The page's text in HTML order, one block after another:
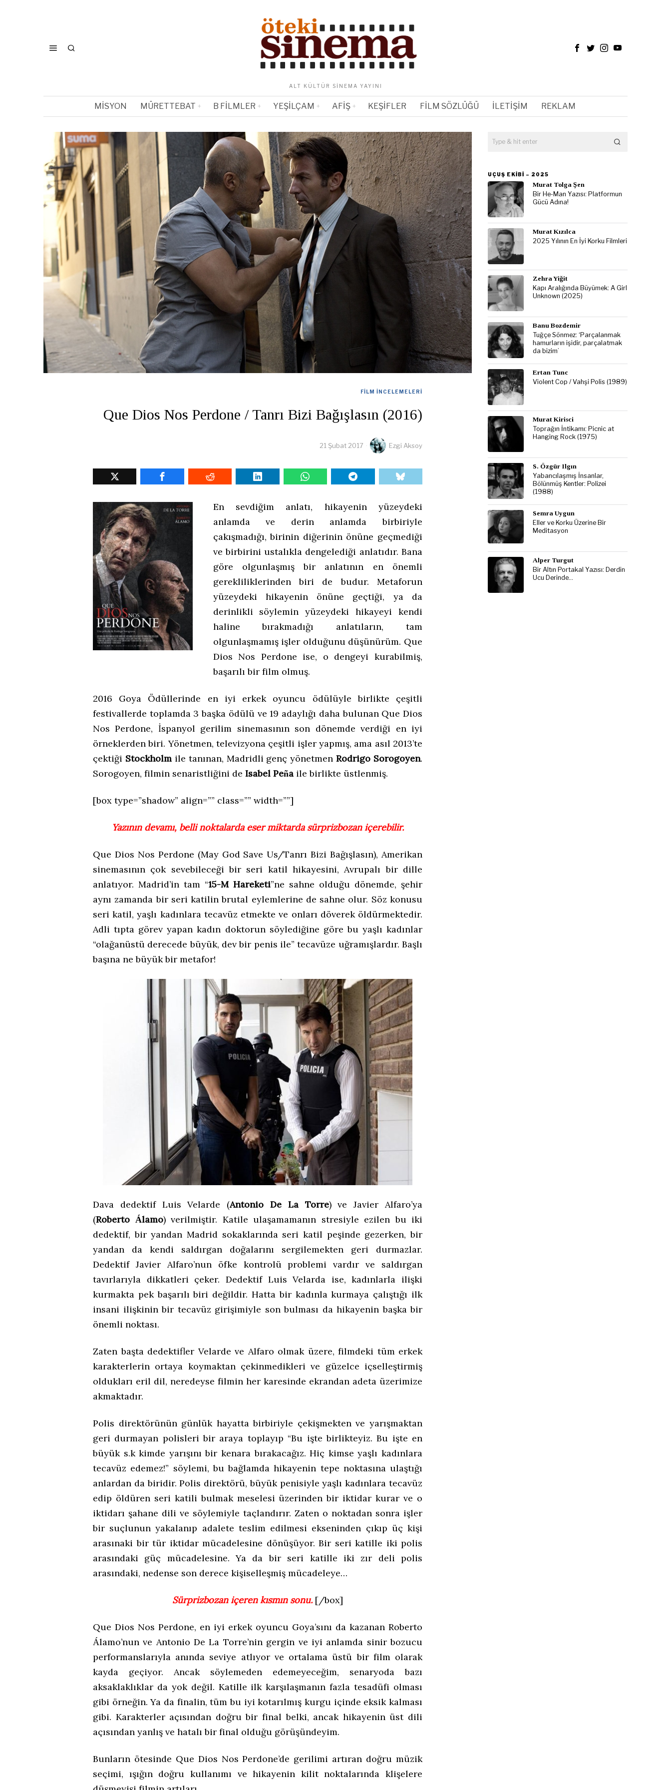
ALT KÜLTÜR SINEMA YAYINI
MISYON MÜRETTEBAT B FILMLER YEŞILÇAM AFIŞ KEŞIFLER FILM SÖZLÜĞÜ İLETIŞIM REKLAM
FILM İNCELEMELERI
Que Dios Nos Perdone / Tanrı Bizi Bağışlasın (2016)
21 Şubat 2017 Ezgi Aksoy
En sevdiğim anlatı, hikayenin yüzeydeki
anlamda ve derin anlamda birbiriyle
çakışmadığı, birinin diğerinin önüne geçmediği
ve birbirini ustalıkla dengelediği anlatıdır. Bana
göre olgunlaşmış bir anlatının en önemli
gerekliliklerinden biri de budur. Metaforun
yüzeydeki hikayenin önüne geçtiği, ya da
derinlikli söylemin yüzeydeki hikayeyi kendi
haline bırakmadığı anlatıların, tam
olgunlaşmamış işler olduğunu düşünürüm. Que
Dios Nos Perdone ise, o dengeyi kurabilmiş,
başarılı bir film olmuş.
2016 Goya Ödüllerinde en iyi erkek oyuncu ödülüyle birlikte çeşitli
festivallerde toplamda 3 başka ödülü ve 19 adaylığı daha bulunan Que Dios
Nos Perdone, İspanyol gerilim sinemasının son dönemde verdiği en iyi
örneklerden biri. Yönetmen, televizyona çeşitli işler yapmış, ama asıl 2013’te
çektiği Stockholmile tanınan, Madridli genç yönetmenRodrigo Sorogoyen.
Sorogoyen, filmin senaristliğini de Isabel Peña ile birlikte üstlenmiş.
[box type=”shadow” align=”” class=”” width=””]
Yazının devamı, belli noktalarda eser miktarda sürprizbozan içerebilir.
Que Dios Nos Perdone (May God Save Us/Tanrı Bizi Bağışlasın), Amerikan
sinemasının çok sevebileceği bir seri katil hikayesini, Avrupalı bir dille
anlatıyor. Madrid’in tam “15-M Hareketi”ne sahne olduğu dönemde, şehir
aynı zamanda bir seri katilin brutal eylemlerine de sahne olur. Söz konusu
seri katil, yaşlı kadınlara tecavüz etmekte ve onları döverek öldürmektedir.
Adli tıpta görev yapan kadın doktorun söylediğine göre bu yaşlı kadınlar
“olağanüstü derecede büyük, dev bir penis ile” tecavüze uğramışlardır. Başlı
başına ne büyük bir metafor!
Dava dedektif Luis Velarde (Antonio De La Torre) ve Javier Alfaro’ya
(Roberto Álamo) verilmiştir. Katile ulaşamamanın stresiyle ezilen bu iki
dedektif, bir yandan Madrid sokaklarında seri katil peşinde gezerken, bir
yandan da kendi saldırgan doğalarını sergilemekten geri durmazlar.
Dedektif Javier Alfaro’nun öfke kontrolü problemi vardır ve saldırgan
tavırlarıyla dikkatleri çeker. Dedektif Luis Velarda ise, kadınlarla ilişki
kurmakta pek başarılı biri değildir. Hatta bir kadınla kurmaya çalıştığı ilk
insani ilişkinin bir tecavüz girişimiyle son bulması da hikayenin başka bir
önemli noktası.
Zaten başta dedektifler Velarde ve Alfaro olmak üzere, filmdeki tüm erkek
karakterlerin ortaya koymaktan çekinmedikleri ve güzelce içselleştirmiş
oldukları eril dil, neredeyse filmin her karesinde ekrandan adeta üzerimize
akmaktadır.
Polis direktörünün günlük hayatta birbiriyle çekişmekten ve yarışmaktan
geri durmayan polisleri bir araya toplayıp “Bu işte birlikteyiz. Bu işte en
büyük s.k kimde yarışını bir kenara bırakacağız. Hiç kimse yaşlı kadınlara
tecavüz edemez!” söylemi, bu bağlamda hikayenin tepe noktasına ulaştığı
anlardan da biridir. Polis direktörü, büyük penisiyle yaşlı kadınlara tecavüz
edip öldüren seri katili bulmak meselesi üzerinden bir iktidar kurar ve o
iktidarı şahane dili ve söylemiyle taçlandırır. Zaten o noktadan sonra işler
bir suçlunun yakalanıp adalete teslim edilmesi ekseninden çıkıp üç kişi
arasınaki bir tür iktidar mücadelesine dönüşüyor. Bir seri katille iki polis
arasındaki güç mücadelesine. Ya da bir seri katille iki zır deli polis
arasındaki, nedense son derece kişiselleşmiş mücadeleye…
Sürprizbozan içeren kısmın sonu. [/box]
Que Dios Nos Perdone, en iyi erkek oyuncu Goya’sını da kazanan Roberto
Álamo’nun ve Antonio De La Torre’nin gergin ve iyi anlamda sinir bozucu
performanslarıyla anında seviye atlıyor ve ortalama üstü bir film olarak
kayda geçiyor. Ancak söylemeden edemeyeceğim, senaryoda bazı
aksaklaklıklar da yok değil. Katille ilk karşılaşmanın fazla tesadüfi olması
gibi örneğin. Ya da finalin, tüm bu iyi kotarılmış kurgu içinde eksik kalması
gibi. Karakterler açısından doğru bir final belki, ancak hikayenin üst dili
açısından yanlış ve hatalı bir final olduğu görüşündeyim.
Bunların ötesinde Que Dios Nos Perdone’de gerilimi artıran doğru müzik
seçimi, ışığın doğru kullanımı ve hikayenin kilit noktalarında klişelere
UÇUŞ EKIBI – 2025
Murat Tolga Şen
Bir He-Man Yazısı: Platformun
Gücü Adına!
Murat Kızılca
2025 Yılının En İyi Korku Filmleri
Zehra Yiğit
Kapı Aralığında Büyümek: A Girl
Unknown (2025)
Banu Bozdemir
Tuğçe Sönmez: ‘Parçalanmak
hamurların işidir, parçalatmak
da bizim’
Ertan Tunc
Violent Cop / Vahşi Polis (1989)
Murat Kirisci
Toprağın İntikamı: Picnic at
Hanging Rock (1975)
S. Özgür Ilgın
Yabancılaşmış İnsanlar,
Bölünmüş Kentler: Polizei
(1988)
Semra Uygun
Eller ve Korku Üzerine Bir
Meditasyon
Alper Turgut
Bir Altın Portakal Yazısı: Derdin
Ucu Derinde…